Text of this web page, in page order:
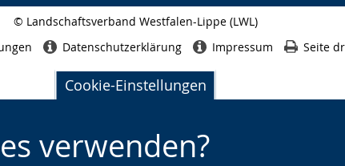
Cookie-Einstellungen
verwenden?
© Landschaftsverband Westfalen-Lippe (LWL)
Datenschutzerklärung Impressum Seite